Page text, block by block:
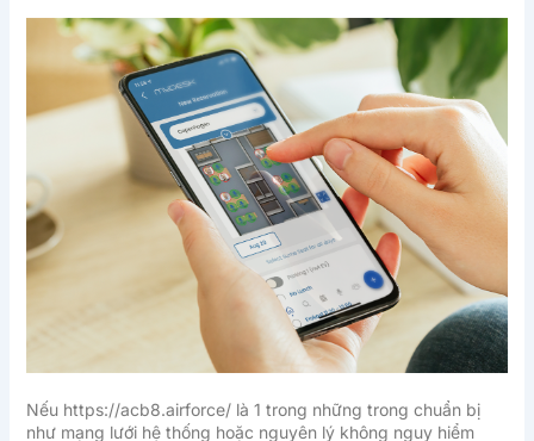
Nếu https://acb8.airforce/ là 1 trong những trong chuẩn bị
như mạng lưới hệ thống hoặc nguyên lý không nguy hiểm